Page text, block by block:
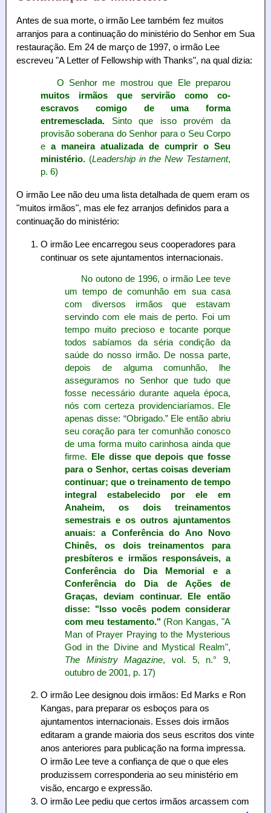
Antes de sua morte, o irmão Lee também fez muitos
arranjos para a continuação do ministério do Senhor em Sua
restauração. Em 24 de março de 1997, o irmão Lee
escreveu "A Letter of Fellowship with Thanks", na qual dizia:
O Senhor me mostrou que Ele preparou
muitos irmãos queservirão como co-
escravos comigo de uma forma
entremesclada. Sinto que isso provém da
provisão soberana do Senhor para o Seu Corpo
e a maneira atualizada de cumprir o Seu
ministério. (Leadership in the New Testament,
p. 6)
O irmão Lee não deu uma lista detalhada de quem eram os
"muitos irmãos", mas ele fez arranjos definidos para a
continuação do ministério:
O irmão Lee encarregou seus cooperadores para
continuar os sete ajuntamentos internacionais.
No outono de 1996, o irmão Lee teve
um tempo de comunhão em sua casa
com diversos irmãos que estavam
servindo com ele mais de perto. Foi um
tempo muito precioso e tocante porque
todos sabíamos da séria condição da
saúde do nosso irmão. De nossa parte,
depois de alguma comunhão, lhe
asseguramos no Senhor que tudo que
fosse necessário durante aquela época,
nós com certeza providenciaríamos. Ele
apenas disse: “Obrigado.” Ele então abriu
seu coração para ter comunhão conosco
de uma forma muito carinhosa ainda que
firme.
Ele disse que depois que fosse
para o Senhor, certas coisas deveriam
continuar; que o treinamento de tempo
integral estabelecido por ele em
Anaheim, os dois treinamentos
semestrais e os outros ajuntamentos
anuais: a Conferência do Ano Novo
Chinês, os dois treinamentos para
presbíteros e irmãos responsáveis, a
Conferência do Dia Memorial e a
Conferência do Dia de Ações de
Graças, deviam continuar. Ele então
disse: "Isso vocês podem considerar
com meu testamento." (Ron Kangas, "A
Man of Prayer Praying to the Mysterious
God in the Divine and Mystical Realm",
The Ministry Magazine, vol. 5, n.° 9,
outubro de 2001, p. 17)
O irmão Lee designou dois irmãos: Ed Marks e Ron
Kangas, para preparar os esboços para os
ajuntamentos internacionais. Esses dois irmãos
editaram a grande maioria dos seus escritos dos vinte
anos anteriores para publicação na forma impressa.
O irmão Lee teve a confiança de que o que eles
produzissem corresponderia ao seu ministério em
visão, encargo e expressão.
O irmão Lee pediu que certos irmãos arcassem com